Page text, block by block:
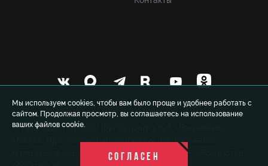
Мы используем cookies, чтобы вам было проще и удобнее работать с
сайтом. Продолжая просмотр, вы соглашаетесь на использование
ваших файлов cookie.
СОГЛАСЕН
© 1999-2026 FCLM.RU Футбольный клуб «Локомотив»
Москва. При полном или частичном использовании
материалов ссылка на официальный сайт ФК «Локомотив»